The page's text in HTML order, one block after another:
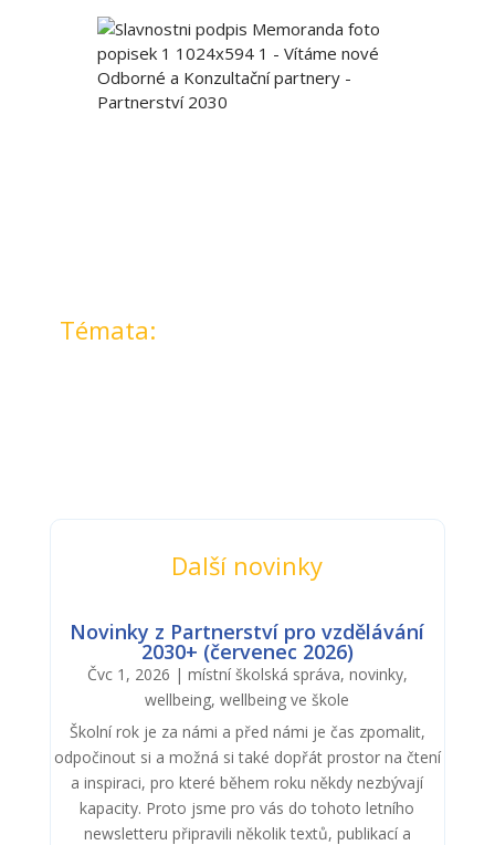
Témata:
Další novinky
Novinky z Partnerství pro vzdělávání
2030+ (červenec 2026)
Čvc 1, 2026 | místní školská správa, novinky,
wellbeing,wellbeing ve škole
Školní rok je za námi a před námi je čas zpomalit,
odpočinout si a možná si také dopřát prostor na čtení
a inspiraci, pro které během roku někdy nezbývají
kapacity. Proto jsme pro vás do tohoto letního
newsletteru připravili několik textů, publikací a